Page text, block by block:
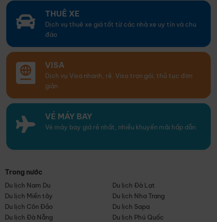
THUÊ XE
Dịch vụ thuê xe giá tốt từ các nhà xe uy tín và chu
đáo
VISA
Dịch vụ Visa nhanh, rẻ. Visa trọn gói, thủ tục đơn
giản
VÉ MÁY BAY
Vé máy bay giá rẻ nhất, nhiều khuyến mãi hấp dẫn
Trong nước
Du lịch Nam Du
Du lịch Đà Lạt
Du lịch Miền tây
Du lịch Nha Trang
Du lịch Côn Đảo
Du lịch Sapa
Du lịch Đà Nẵng
Du lịch Phú Quốc